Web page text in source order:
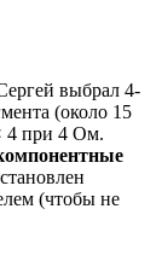
выбрал 4-
(около 15
4 при 4 Ом.
(чтобы не